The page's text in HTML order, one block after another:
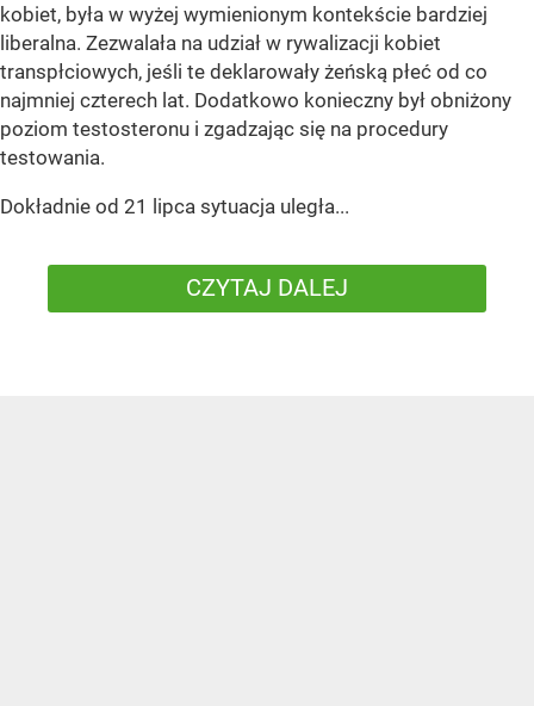
kobiet, była w wyżej wymienionym kontekście bardziej
liberalna. Zezwalała na udział w rywalizacji kobiet
transpłciowych, jeśli te deklarowały żeńską płeć od co
najmniej czterech lat. Dodatkowo konieczny był obniżony
poziom testosteronu i zgadzając się na procedury
testowania.
Dokładnie od 21 lipca sytuacja uległa...
CZYTAJ DALEJ